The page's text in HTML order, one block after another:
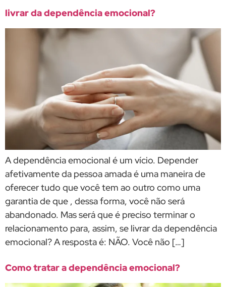
livrar da dependência emocional?
A dependência emocional é um vício. Depender
afetivamente da pessoa amada é uma maneira de
oferecer tudo que você tem ao outro como uma
garantia de que , dessa forma, você não será
abandonado. Mas será que é preciso terminar o
relacionamento para, assim, se livrar da dependência
emocional? A resposta é: NÃO. Você não […]
Como tratar a dependência emocional?